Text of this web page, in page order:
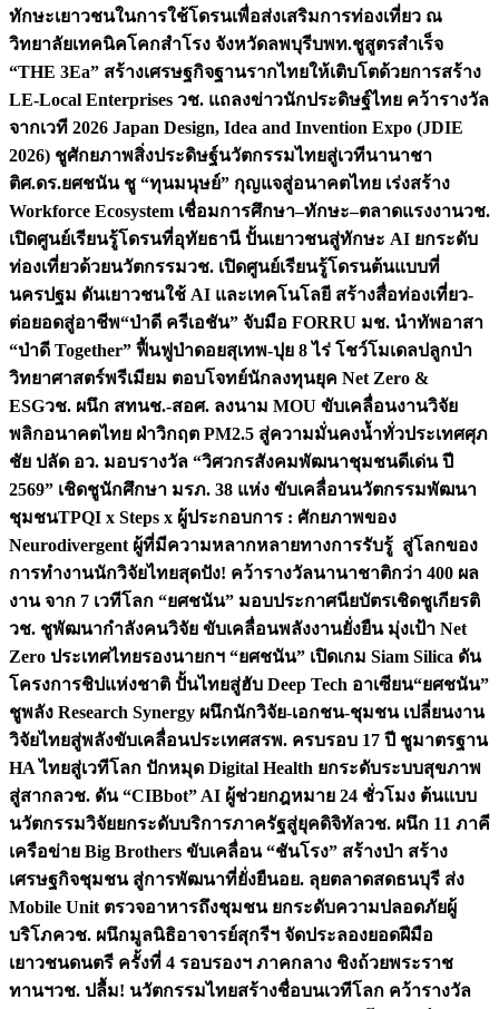
ทักษะเยาวชนในการใช้โดรนเพื่อส่งเสริมการท่องเที่ยว ณ
วิทยาลัยเทคนิคโคกสำโรง จังหวัดลพบุรีบพท.ชูสูตรสำเร็จ
“THE 3Ea” สร้างเศรษฐกิจฐานรากไทยให้เติบโตด้วยการสร้าง
LE-Local Enterprises วช. แถลงข่าวนักประดิษฐ์ไทย คว้ารางวัล
จากเวที 2026 Japan Design, Idea and Invention Expo (JDIE
2026) ชูศักยภาพสิ่งประดิษฐ์นวัตกรรมไทยสู่เวทีนานาชา
ติศ.ดร.ยศชนัน ชู “ทุนมนุษย์” กุญแจสู่อนาคตไทย เร่งสร้าง
Workforce Ecosystem เชื่อมการศึกษา–ทักษะ–ตลาดแรงงานวช.
เปิดศูนย์เรียนรู้โดรนที่อุทัยธานี ปั้นเยาวชนสู่ทักษะ AI ยกระดับ
ท่องเที่ยวด้วยนวัตกรรมวช. เปิดศูนย์เรียนรู้โดรนต้นแบบที่
นครปฐม ดันเยาวชนใช้ AI และเทคโนโลยี สร้างสื่อท่องเที่ยว-
ต่อยอดสู่อาชีพ“ป่าดี ครีเอชัน” จับมือ FORRU มช. นำทัพอาสา
“ป่าดี Together” ฟื้นฟูป่าดอยสุเทพ-ปุย 8 ไร่ โชว์โมเดลปลูกป่า
วิทยาศาสตร์พรีเมียม ตอบโจทย์นักลงทุนยุค Net Zero &
ESGวช. ผนึก สทนช.-สอศ. ลงนาม MOU ขับเคลื่อนงานวิจัย
พลิกอนาคตไทย ฝ่าวิกฤต PM2.5 สู่ความมั่นคงน้ำทั่วประเทศศุภ
ชัย ปลัด อว. มอบรางวัล “วิศวกรสังคมพัฒนาชุมชนดีเด่น ปี
2569” เชิดชูนักศึกษา มรภ. 38 แห่ง ขับเคลื่อนนวัตกรรมพัฒนา
ชุมชนTPQI x Steps x ผู้ประกอบการ : ศักยภาพของ
Neurodivergent ผู้ที่มีความหลากหลายทางการรับรู้ สู่โลกของ
การทำงานนักวิจัยไทยสุดปัง! คว้ารางวัลนานาชาติกว่า 400 ผล
งาน จาก 7 เวทีโลก “ยศชนัน” มอบประกาศนียบัตรเชิดชูเกียรติ
วช. ชูพัฒนากำลังคนวิจัย ขับเคลื่อนพลังงานยั่งยืน มุ่งเป้า Net
Zero ประเทศไทยรองนายกฯ “ยศชนัน” เปิดเกม Siam Silica ดัน
โครงการชิปแห่งชาติ ปั้นไทยสู่ฮับ Deep Tech อาเซียน“ยศชนัน”
ชูพลัง Research Synergy ผนึกนักวิจัย-เอกชน-ชุมชน เปลี่ยนงาน
วิจัยไทยสู่พลังขับเคลื่อนประเทศสรพ. ครบรอบ 17 ปี ชูมาตรฐาน
HA ไทยสู่เวทีโลก ปักหมุด Digital Health ยกระดับระบบสุขภาพ
สู่สากลวช. ดัน “CIBbot” AI ผู้ช่วยกฎหมาย 24 ชั่วโมง ต้นแบบ
นวัตกรรมวิจัยยกระดับบริการภาครัฐสู่ยุคดิจิทัลวช. ผนึก 11 ภาคี
เครือข่าย Big Brothers ขับเคลื่อน “ชันโรง” สร้างป่า สร้าง
เศรษฐกิจชุมชน สู่การพัฒนาที่ยั่งยืนอย. ลุยตลาดสดธนบุรี ส่ง
Mobile Unit ตรวจอาหารถึงชุมชน ยกระดับความปลอดภัยผู้
บริโภควช. ผนึกมูลนิธิอาจารย์สุกรีฯ จัดประลองยอดฝีมือ
เยาวชนดนตรี ครั้งที่ 4 รอบรองฯ ภาคกลาง ชิงถ้วยพระราช
ทานฯวช. ปลื้ม! นวัตกรรมไทยสร้างชื่อบนเวทีโลก คว้ารางวัล